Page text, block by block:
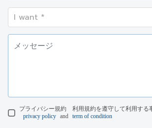
プライバシー規約 利用規約を遵守して利用する
privacy policy and term of condition